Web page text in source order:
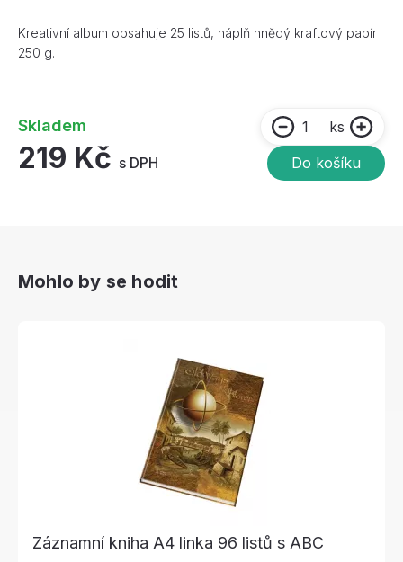
Kreativní album obsahuje 25 listů, náplň hnědý kraftový papír
250 g.
Skladem
219 Kč s DPH
ks
Do košíku
Mohlo by se hodit
Záznamní kniha A4 linka 96 listů s ABC